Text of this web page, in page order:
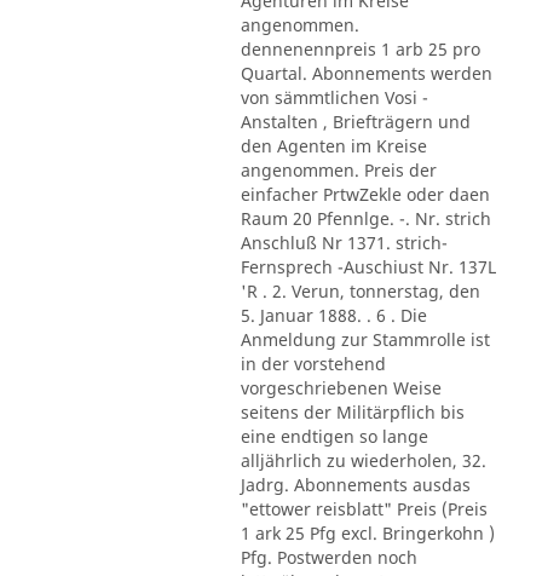
angenommen.
dennenennpreis 1 arb 25 pro
Quartal. Abonnements werden
von sämmtlichen Vosi -
Anstalten , Briefträgern und
den Agenten im Kreise
angenommen. Preis der
einfacher PrtwZekle oder daen
Raum 20 Pfennlge. -. Nr. strich
Anschluß Nr 1371. strich-
Fernsprech -Auschiust Nr. 137L
'R . 2. Verun, tonnerstag, den
5. Januar 1888. . 6 . Die
Anmeldung zur Stammrolle ist
in der vorstehend
vorgeschriebenen Weise
seitens der Militärpflich bis
eine endtigen so lange
alljährlich zu wiederholen, 32.
Jadrg. Abonnements ausdas
"ettower reisblatt" Preis (Preis
1 ark 25 Pfg excl. Bringerkohn )
Pfg. Postwerden noch